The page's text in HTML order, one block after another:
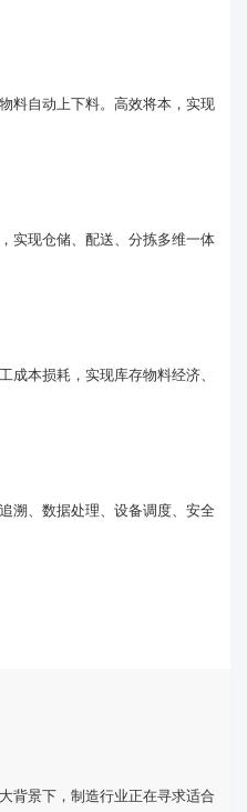
料自动上下料。高效将本，实现
实现仓储、配送、分拣多维一体
成本损耗，实现库存物料经济、
溯、数据处理、设备调度、安全
背景下，制造行业正在寻求适合